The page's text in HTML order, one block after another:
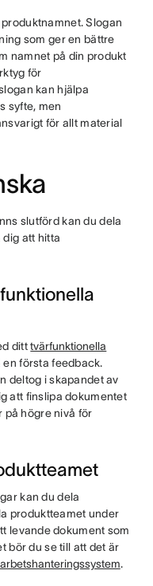
Slogan
som ger en bättre
namnet på din produkt
för
kan hjälpa
syfte, men
för allt material
slutförd kan du dela
dig att hitta
ditttvärfunktionella
en första feedback.
deltog i skapandet av
att finslipa dokumentet
på högre nivå för
kan du dela
produktteamet under
levande dokument som
bör du se till att det är
arbetshanteringssystem.